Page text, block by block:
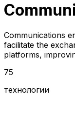
Communications
facilitate the
platforms,
75
технологии